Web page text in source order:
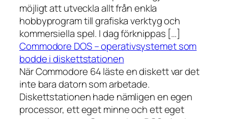
möjligt att utveckla allt från enkla
hobbyprogram till grafiska verktyg och
kommersiella spel. I dag förknippas […]
Commodore DOS – operativsystemet som
bodde i diskettstationen
När Commodore 64 läste en diskett var det
inte bara datorn som arbetade.
Diskettstationen hade nämligen en egen
processor, ett eget minne och ett eget